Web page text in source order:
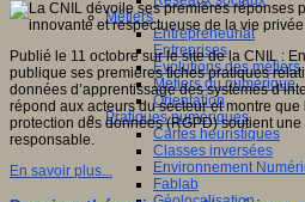
Métiers
Entrepreneuriat
Entreprises
Evolutions des métiers
Métiers du numérique
Orientation
Pratiques numériques
Cartes heuristiques
Classes inversées
Environnement
Fablab
Publié le 11 octobre sur le site de la CNIL :
publique ses premières fiches pratiques
données d’apprentissage des systèmes
répond aux acteurs du secteur et montre
protection des données (RGPD) soutient
responsable.
En savoir plus...